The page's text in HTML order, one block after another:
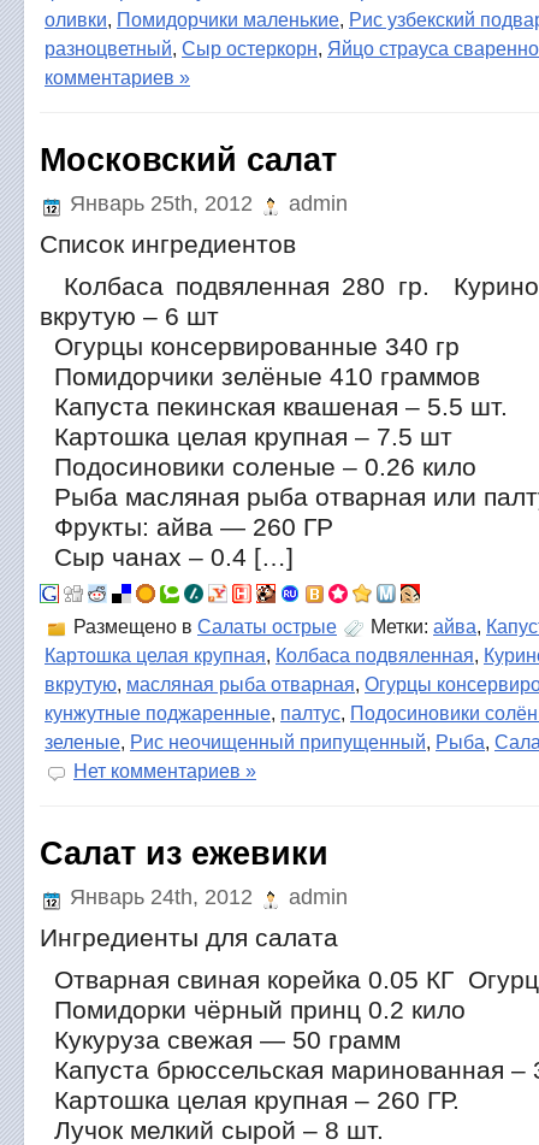
оливки, Помидорчики маленькие, Рис узбекский
разноцветный, Сыр остеркорн, Яйцо страуса
комментариев »
Московский салат
Январь 25th, 2012 admin
Список ингредиентов
Колбаса подвяленная 280 гр.
вкрутую – 6 шт
Огурцы консервированные 340 гр
Помидорчики зелёные 410 граммов
Капуста пекинская квашеная – 5.5 шт.
Картошка целая крупная – 7.5 шт
Подосиновики соленые – 0.26 кило
Рыба масляная рыба отварная или
Фрукты: айва — 260 ГР
Сыр чанах – 0.4 […]
Размещено в Салаты острые Метки: айва,
Картошка целая крупная, Колбаса подвяленная,
вкрутую, масляная рыба отварная, Огурцы
кунжутные поджаренные, палтус, Подосиновики
зеленые, Рис неочищенный припущенный, Рыба,
Нет комментариев »
Салат из ежевики
Январь 24th, 2012 admin
Ингредиенты для салата
Отварная свиная корейка 0.05 КГ
Помидорки чёрный принц 0.2 кило
Кукуруза свежая — 50 грамм
Капуста брюссельская маринованная –
Картошка целая крупная – 260 ГР.
Лучок мелкий сырой – 8 шт.